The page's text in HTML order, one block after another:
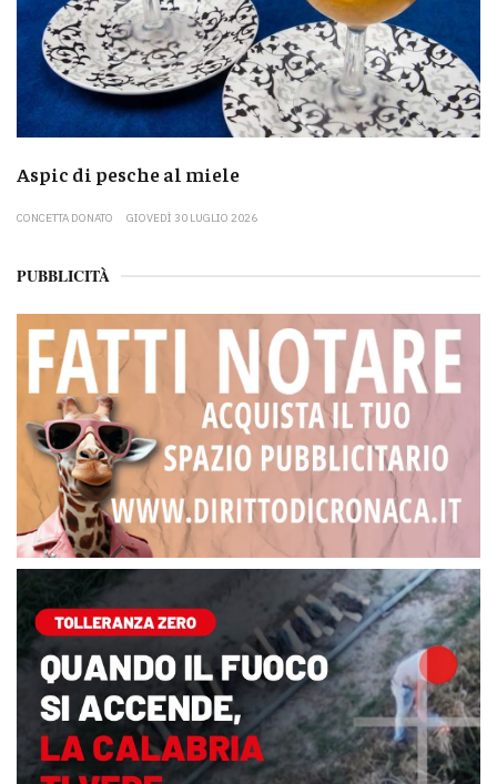
Aspic di pesche al miele
CONCETTA DONATO GIOVEDÌ 30 LUGLIO 2026
PUBBLICITÀ